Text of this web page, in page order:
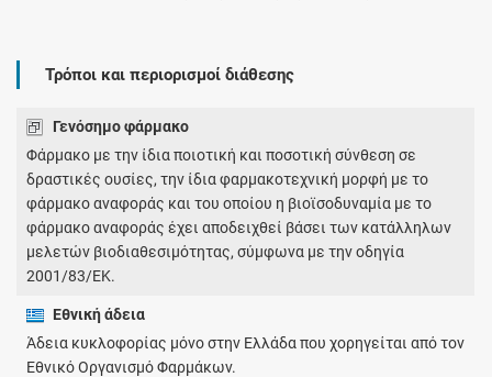
Τρόποι και περιορισμοί διάθεσης
Γενόσημο φάρμακο
Φάρμακο με την ίδια ποιοτική και ποσοτική σύνθεση σε
δραστικές ουσίες, την ίδια φαρμακοτεχνική μορφή με το
φάρμακο αναφοράς και του οποίου η βιοϊσοδυναμία με το
φάρμακο αναφοράς έχει αποδειχθεί βάσει των κατάλληλων
μελετών βιοδιαθεσιμότητας, σύμφωνα με την οδηγία
2001/83/ΕΚ.
Εθνική άδεια
Άδεια κυκλοφορίας μόνο στην Ελλάδα που χορηγείται από τον
Εθνικό Οργανισμό Φαρμάκων.